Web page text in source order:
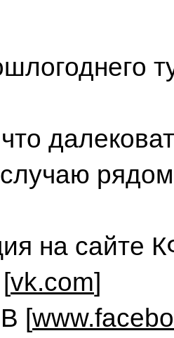
на сайте
vk.com]
[